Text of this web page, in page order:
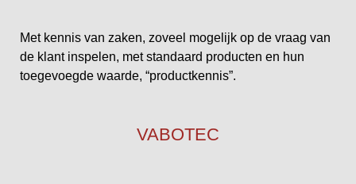
Met kennis van zaken, zoveel mogelijk op de vraag van
de klant inspelen, met standaard producten en hun
toegevoegde waarde, “productkennis”.
VABOTEC